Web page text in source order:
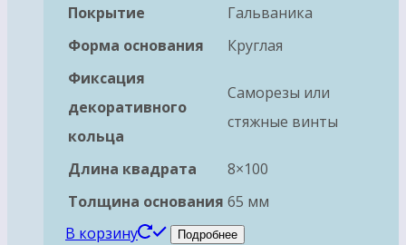
Покрытие
Гальваника
Форма основания
Круглая
Фиксация
декоративного
кольца
Саморезы или
стяжные винты
Длина квадрата
8×100
Толщина основания 65 мм
В корзину
Подробнее